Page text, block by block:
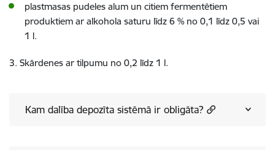
plastmasas pudeles alum un citiem fermentētiem
produktiem ar alkohola saturu līdz 6 % no 0,1 līdz 0,5 vai
1 l.
3. Skārdenes ar tilpumu no 0,2 līdz 1 l.
Kam dalība depozīta sistēmā ir obligāta?